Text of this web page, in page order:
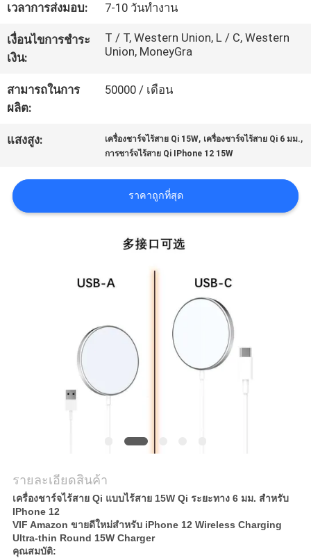
ติดต่อ
เรา
ขอ
ใบ
เสนอ
ราคา
PRIVACY
เวลาการส่งมอบ: 7-10 วันทำงาน
เงื่อนไขการชำระ
เงิน:
T / T, Western Union, L / C, Western
Union, MoneyGra
สามารถในการ
ผลิต:
50000 / เดือน
แสงสูง: เครื่องชาร์จไร้สาย Qi 15W, เครื่องชาร์จไร้สาย Qi 6 มม.,
การชาร์จไร้สาย Qi IPhone 12 15W
ราคาถูกที่สุด
รายละเอียดสินค้า
เครื่องชาร์จไร้สาย Qi แบบไร้สาย 15W Qi ระยะทาง 6 มม. สำหรับ
IPhone 12
VIF Amazon ขายดีใหม่สำหรับ iPhone 12 Wireless Charging
Ultra-thin Round 15W Charger
คุณสมบัติ: